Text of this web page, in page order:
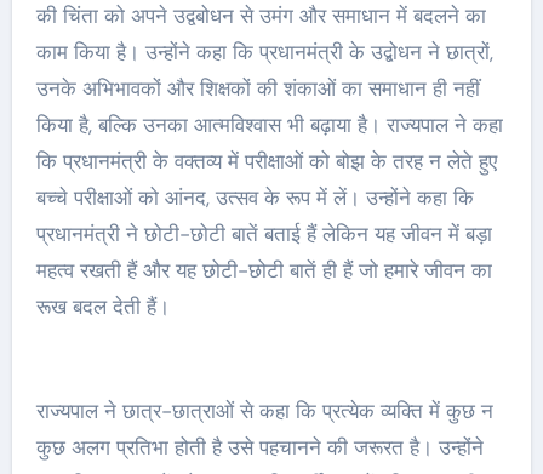
की चिंता को अपने उद्वबोधन से उमंग और समाधान में बदलने का
काम किया है। उन्होंने कहा कि प्रधानमंत्री के उद्बोधन ने छात्रों,
उनके अभिभावकों और शिक्षकों की शंकाओं का समाधान ही नहीं
किया है, बल्कि उनका आत्मविश्वास भी बढ़ाया है। राज्यपाल ने कहा
कि प्रधानमंत्री के वक्तव्य में परीक्षाओं को बोझ के तरह न लेते हुए
बच्चे परीक्षाओं को आंनद, उत्सव के रूप में लें। उन्होंने कहा कि
प्रधानमंत्री ने छोटी-छोटी बातें बताई हैं लेकिन यह जीवन में बड़ा
महत्व रखती हैं और यह छोटी-छोटी बातें ही हैं जो हमारे जीवन का
रूख बदल देती हैं।
राज्यपाल ने छात्र-छात्राओं से कहा कि प्रत्येक व्यक्ति में कुछ न
कुछ अलग प्रतिभा होती है उसे पहचानने की जरूरत है। उन्होंने